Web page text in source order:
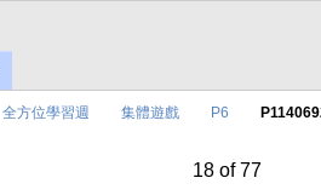
全方位學習週 集體遊戲 P6
18 of 77